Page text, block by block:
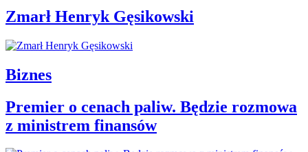
Zmarł Henryk Gęsikowski
Biznes
Premier o cenach paliw. Będzie rozmowa
z ministrem finansów